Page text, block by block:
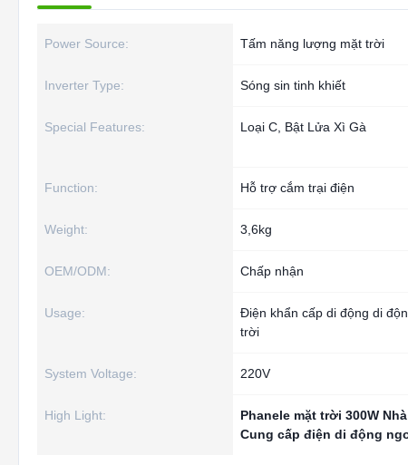
Power Source: Tấm năng lượng mặt trời
Inverter Type: Sóng sin tinh khiết
Special Features: Loại C, Bật Lửa Xì Gà
Function: Hỗ trợ cắm trại điện
Weight: 3,6kg
OEM/ODM: Chấp nhận
Usage:
Điện khẩn cấp di động di
trời
System Voltage: 220V
High Light: Phanele mặt trời 300W
Cung cấp điện di động